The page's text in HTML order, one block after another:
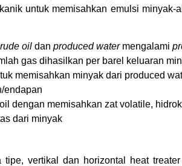
untuk memisahkan emulsi
oil dan produced water mengalami
gas dihasilkan per barel keluaran
memisahkan minyak dari produced
endapan
dengan memisahkan zat volatile,
dari minyak
vertikal dan horizontal heat treater